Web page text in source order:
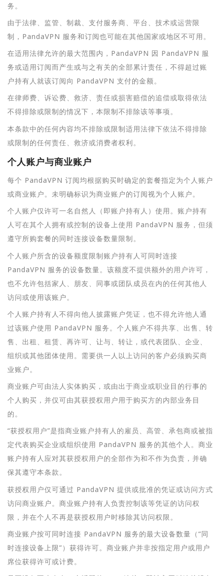
务。
由于法律、监管、制裁、支付服务商、平台、技术或运营限
制，PandaVPN 服务和订阅也可能在其他国家或地区不可用。
在适用法律允许的最大范围内，PandaVPN 因 PandaVPN 服
务或适用订阅而产生或与之有关的全部累计责任，不得超过账
户持有人就该订阅向 PandaVPN 支付的金额。
在律师费、诉讼费、救济、责任或损害赔偿的追偿或取得依法
不得排除或限制的情况下，本限制不排除该等事项。
本条款中的任何内容均不排除或限制适用法律下依法不得排除
或限制的任何责任、救济或消费者权利。
个人账户与商业账户
每个 PandaVPN 订阅均根据购买时确定的套餐指定为个人账户
或商业账户。未明确标识为商业账户的订阅视为个人账户。
个人账户仅许可一名自然人（即账户持有人）使用。账户持有
人可在其个人拥有或控制的设备上使用 PandaVPN 服务，但须
遵守所购套餐的同时连接设备数量限制。
个人账户所含的设备额度限制账户持有人可同时连接
PandaVPN 服务的设备数量。该额度不提供额外的用户许可，
也不允许包括家人、朋友、同事或团队成员在内的任何其他人
访问或使用该账户。
个人账户持有人不得向他人披露账户凭证，也不得允许他人通
过该账户使用 PandaVPN 服务。个人账户不得共享、出售、转
售、出租、租赁、再许可、让与、转让，或代表团队、企业、
组织或其他团体使用。需要供一人以上访问的客户必须购买商
业账户。
商业账户可由法人实体购买，或由出于商业或职业目的行事的
个人购买，并仅可由其获授权用户用于购买方的内部业务目
的。
“获授权用户”是指商业账户持有人的雇员、高管、承包商或被指
定代表购买企业或组织使用 PandaVPN 服务的其他个人。商业
账户持有人应对其获授权用户的全部作为和不作为负责，并确
保其遵守本条款。
获授权用户仅可通过 PandaVPN 提供或批准的凭证或访问方式
访问商业账户。商业账户持有人负责控制该等凭证的访问权
限，并在个人不再是获授权用户时移除其访问权限。
商业账户按可同时连接 PandaVPN 服务的最大设备数量（“同
时连接设备上限”）获得许可。商业账户并非按指定用户或用户
席位获得许可或计费。